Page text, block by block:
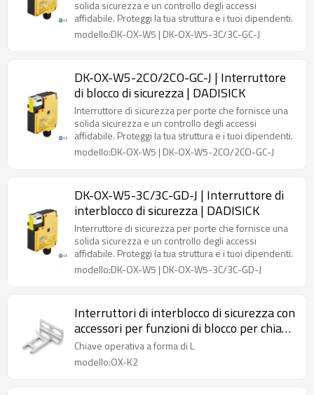
solida sicurezza e un controllo degli accessi
affidabile. Proteggi la tua struttura e i tuoi dipendenti.
modello:DK-OX-W5 | DK-OX-W5-3C/3C-GC-J
DK-OX-W5-2CO/2CO-GC-J | Interruttore
di blocco di sicurezza | DADISICK
Interruttore di sicurezza per porte che fornisce una
solida sicurezza e un controllo degli accessi
affidabile. Proteggi la tua struttura e i tuoi dipendenti.
modello:DK-OX-W5 | DK-OX-W5-2CO/2CO-GC-J
DK-OX-W5-3C/3C-GD-J | Interruttore di
interblocco di sicurezza | DADISICK
Interruttore di sicurezza per porte che fornisce una
solida sicurezza e un controllo degli accessi
affidabile. Proteggi la tua struttura e i tuoi dipendenti.
modello:DK-OX-W5 | DK-OX-W5-3C/3C-GD-J
Interruttori di interblocco di sicurezza con
accessori per funzioni di blocco per chiave
operativa a L OX-K2
Chiave operativa a forma di L
modello:OX-K2